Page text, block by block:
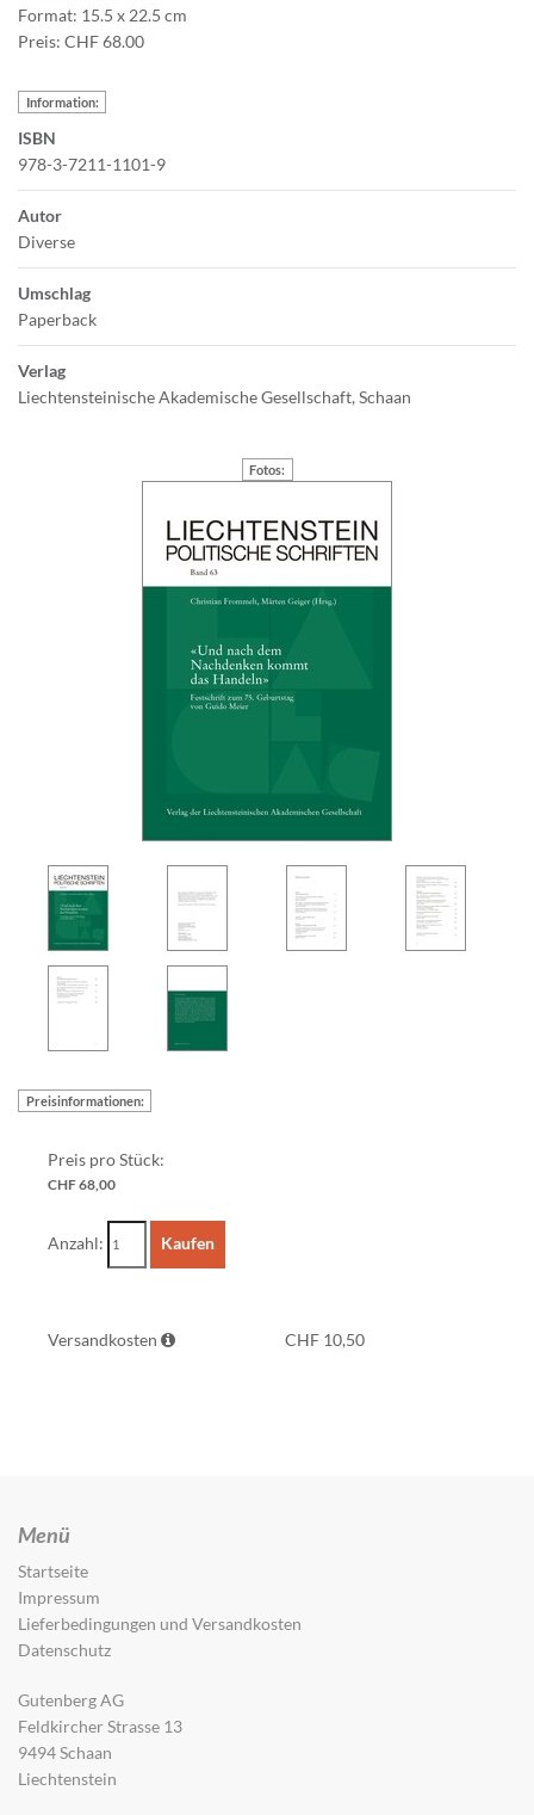
Format: 15.5 x 22.5 cm
Preis: CHF 68.00
Information:
ISBN
978-3-7211-1101-9
Autor
Diverse
Umschlag
Paperback
Verlag
Liechtensteinische Akademische Gesellschaft, Schaan
Fotos:
Preisinformationen:
Preis pro Stück:
CHF 68,00
Anzahl: Kaufen
Versandkosten CHF 10,50
Menü
Startseite
Impressum
Lieferbedingungen und Versandkosten
Datenschutz
Gutenberg AG
Feldkircher Strasse 13
9494 Schaan
Liechtenstein